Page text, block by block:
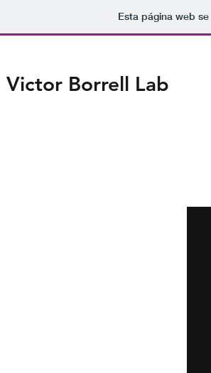
Esta página web
Victor Borrell Lab